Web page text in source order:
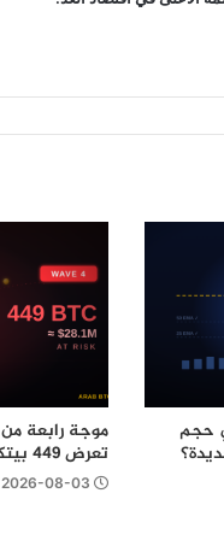
33% في حجم
تعرض 449 بيتكوين للخطر
2026-08-03